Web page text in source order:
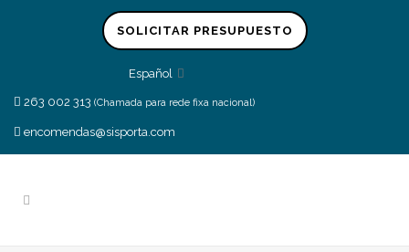
SOLICITAR PRESUPUESTO
Español
263 002 313 (Chamada para rede fixa nacional)
encomendas@sisporta.com